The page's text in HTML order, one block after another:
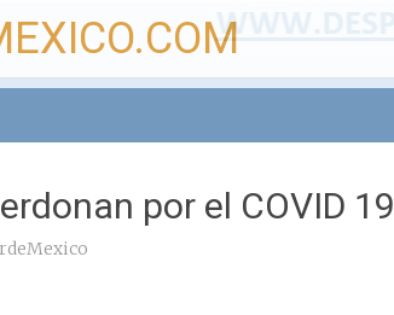
por el COVID 19